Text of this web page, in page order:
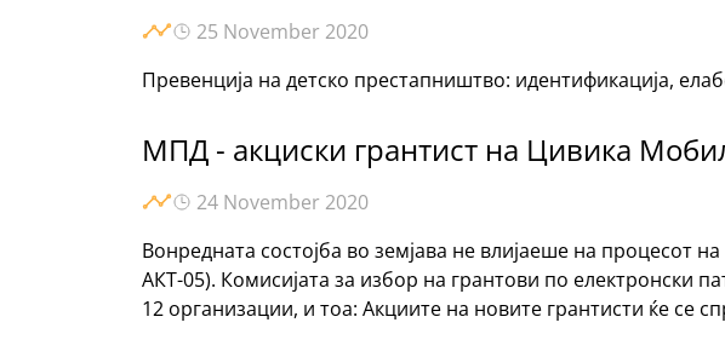
25 November 2020
Превенција на детско престапништво: идентификација,
МПД - акциски грантист на Цивика
24 November 2020
Вонредната состојба во земјава не влијаеше на процесот
АКТ-05). Комисијата за избор на грантови по електронски
12 организации, и тоа: Акциите на новите грантисти ќе се